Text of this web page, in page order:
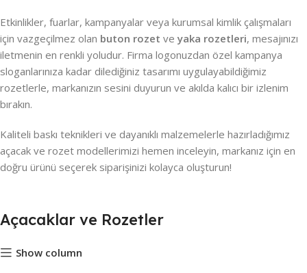
Etkinlikler, fuarlar, kampanyalar veya kurumsal kimlik çalışmaları
için vazgeçilmez olan buton rozet ve yaka rozetleri, mesajınızı
iletmenin en renkli yoludur. Firma logonuzdan özel kampanya
sloganlarınıza kadar dilediğiniz tasarımı uygulayabildiğimiz
rozetlerle, markanızın sesini duyurun ve akılda kalıcı bir izlenim
bırakın.
Kaliteli baskı teknikleri ve dayanıklı malzemelerle hazırladığımız
açacak ve rozet modellerimizi hemen inceleyin, markanız için en
doğru ürünü seçerek siparişinizi kolayca oluşturun!
Açacaklar ve Rozetler
Show column